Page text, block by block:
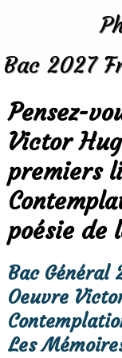
Bac 2027
Pensez-
Victor
premiers
poésie de
Bac Général
Oeuvre
Les